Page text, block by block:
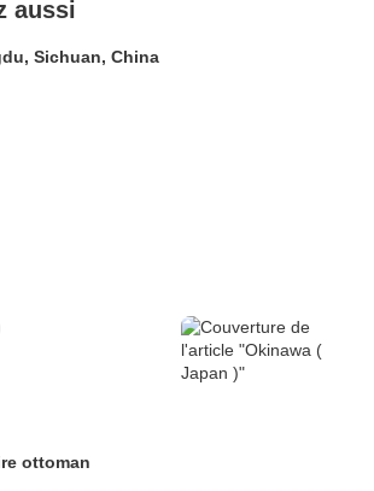
aussi
Sichuan, China
ottoman